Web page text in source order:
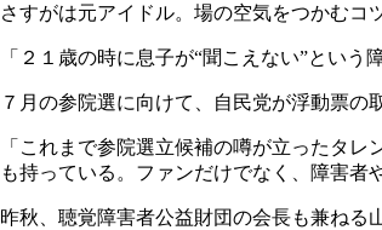
さすがは元アイドル。場の空気をつかむ
「２１歳の時に息子が“聞こえない”とい
７月の参院選に向けて、自民党が浮動票
「これまで参院選立候補の噂が立ったタ
も持っている。ファンだけでなく、障害者
昨秋、聴覚障害者公益財団の会長も兼ねる